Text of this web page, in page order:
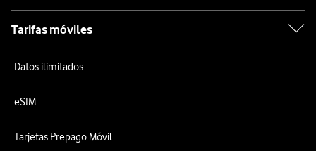
Tarifas móviles
Datos ilimitados
eSIM
Tarjetas Prepago Móvil